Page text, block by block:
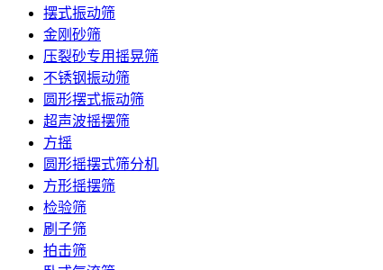
摆式振动筛
金刚砂筛
压裂砂专用摇晃筛
不锈钢振动筛
圆形摆式振动筛
超声波摇摆筛
方摇
圆形摇摆式筛分机
方形摇摆筛
检验筛
刷子筛
拍击筛